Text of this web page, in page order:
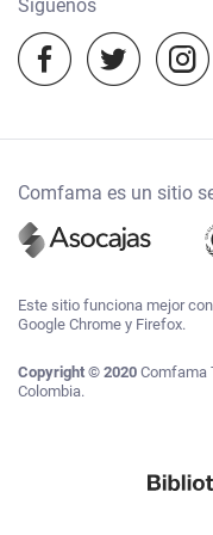
Experiencias Comfama
Temporada escolar
Síguenos
Comfama es un sitio
Este sitio funciona mejor
Google Chrome y Firefox.
Copyright © 2020 Comfama
Colombia.